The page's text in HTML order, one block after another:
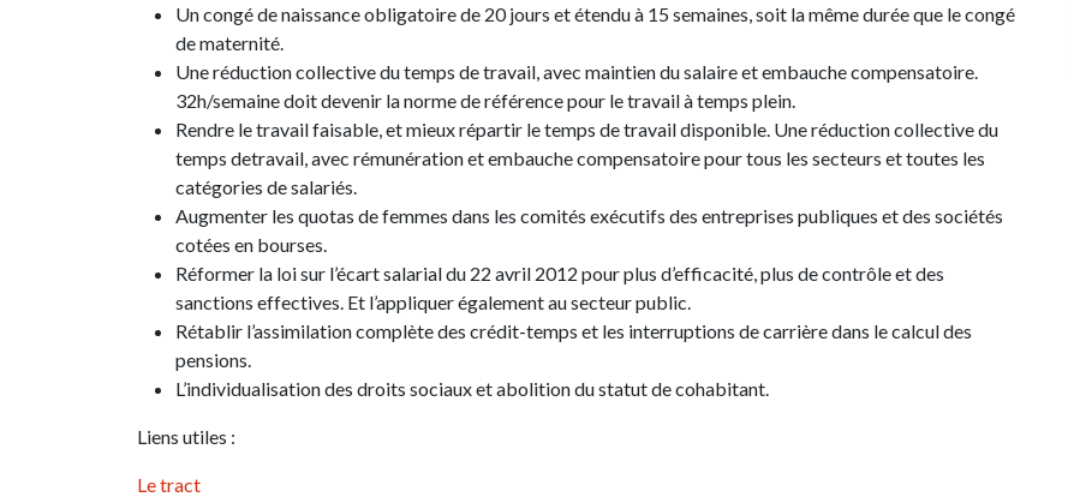
Un congé de naissance obligatoire de 20 jours et étendu à 15 semaines, soit la même durée que le congé
de maternité.
Une réduction collective du temps de travail, avec maintien du salaire et embauche compensatoire.
32h/semaine doit devenir la norme de référence pour le travail à temps plein.
Rendre le travail faisable, et mieux répartir le temps de travail disponible. Une réduction collective du
temps detravail, avec rémunération et embauche compensatoire pour tous les secteurs et toutes les
catégories de salariés.
Augmenter les quotas de femmes dans les comités exécutifs des entreprises publiques et des sociétés
cotées en bourses.
Réformer la loi sur l’écart salarial du 22 avril 2012 pour plus d’efficacité, plus de contrôle et des
sanctions effectives. Et l’appliquer également au secteur public.
Rétablir l’assimilation complète des crédit-temps et les interruptions de carrière dans le calcul des
pensions.
L’individualisation des droits sociaux et abolition du statut de cohabitant.
Liens utiles :
Le tract